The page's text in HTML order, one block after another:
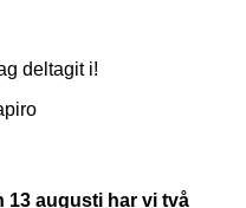
deltagit i!
13 augusti har vi två